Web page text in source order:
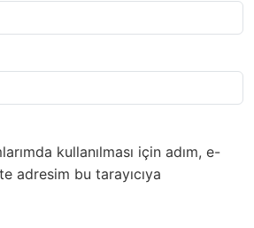
kullanılması için adım, e-
adresim bu tarayıcıya